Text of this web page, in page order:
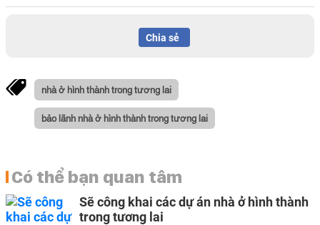
Chia sẻ
nhà ở hình thành trong tương lai
bảo lãnh nhà ở hình thành trong tương lai
Có thể bạn quan tâm
Sẽ công khai các dự án nhà ở hình thành
trong tương lai